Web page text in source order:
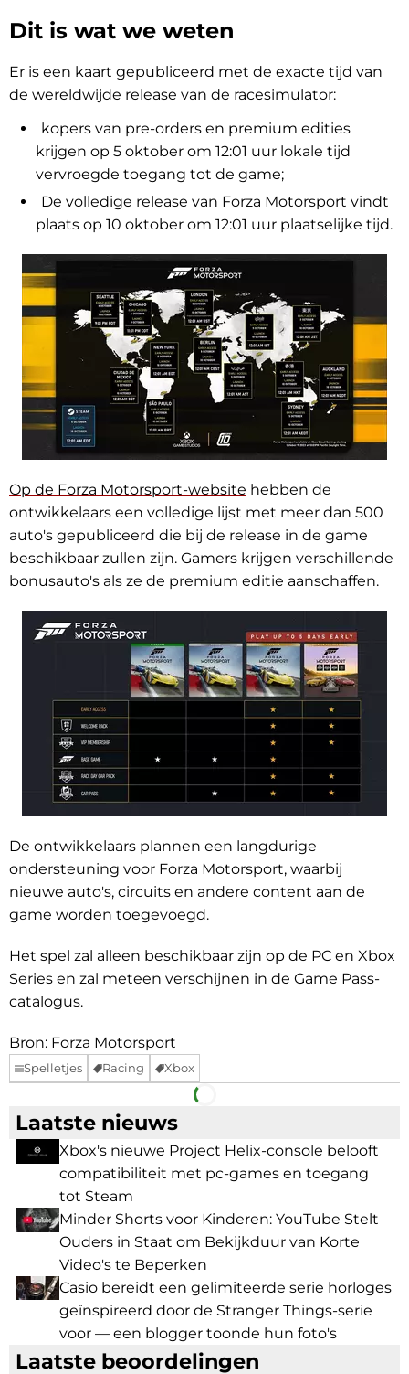
Dit is wat we weten
Er is een kaart gepubliceerd met de exacte tijd van
de wereldwijde release van de racesimulator:
kopers van pre-orders en premium edities
krijgen op 5 oktober om 12:01 uur lokale tijd
vervroegde toegang tot de game;
De volledige release van Forza Motorsport vindt
plaats op 10 oktober om 12:01 uur plaatselijke tijd.
Op de Forza Motorsport-website hebben de
ontwikkelaars een volledige lijst met meer dan 500
auto's gepubliceerd die bij de release in de game
beschikbaar zullen zijn. Gamers krijgen verschillende
bonusauto's als ze de premium editie aanschaffen.
De ontwikkelaars plannen een langdurige
ondersteuning voor Forza Motorsport, waarbij
nieuwe auto's, circuits en andere content aan de
game worden toegevoegd.
Het spel zal alleen beschikbaar zijn op de PC en Xbox
Series en zal meteen verschijnen in de Game Pass-
catalogus.
Bron: Forza Motorsport
Spelletjes Racing Xbox
Facebook Telegram
Laatste nieuws
Xbox's nieuwe Project Helix-console belooft
compatibiliteit met pc-games en toegang
tot Steam
Minder Shorts voor Kinderen: YouTube Stelt
Ouders in Staat om Bekijkduur van Korte
Video's te Beperken
Casio bereidt een gelimiteerde serie horloges
geïnspireerd door de Stranger Things-serie
voor — een blogger toonde hun foto's
Laatste beoordelingen